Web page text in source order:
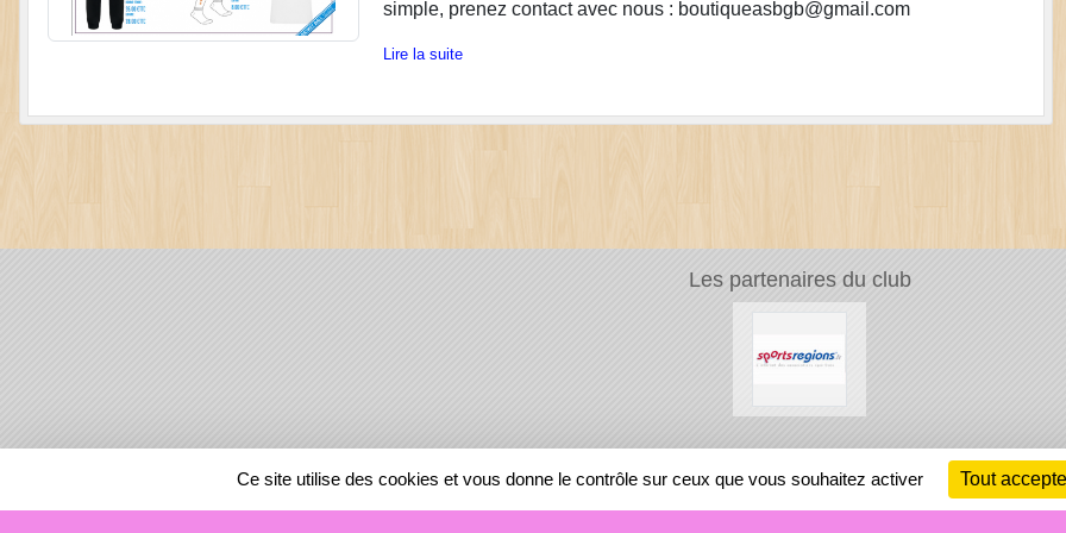
simple, prenez contact avec nous : boutiqueasbgb@gmail.com
Lire la suite
Les partenaires du club
REGIONS
Ce site utilise des cookies et vous donne le contrôle sur ceux que vous souhaitez activer Tout